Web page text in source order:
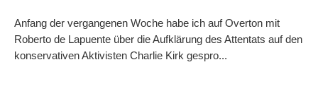
Anfang der vergangenen Woche habe ich auf Overton mit
Roberto de Lapuente über die Aufklärung des Attentats auf den
konservativen Aktivisten Charlie Kirk gespro...